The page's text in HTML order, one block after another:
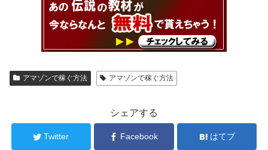
アマゾンで稼ぐ方法 アマゾンで稼ぐ方法
シェアする
Twitter Facebook はてブ